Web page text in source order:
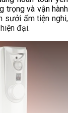
trọng và vận hành
sưởi ấm tiện nghi,
đại.